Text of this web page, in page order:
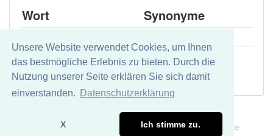
Unsere Website verwendet Cookies, um Ihnen
das bestmögliche Erlebnis zu bieten. Durch die
Nutzung unserer Seite erklären Sie sich damit
einverstanden.
Datenschutzerklärung
X Ich stimme zu.
DIE:
DAS:2Ausnahmen
PowerIndex: 3
Wort Synonyme
Zielerreichung openthesaurus
Datenschutz
Wir übernehmen keine Garantie und keine Haftung für die